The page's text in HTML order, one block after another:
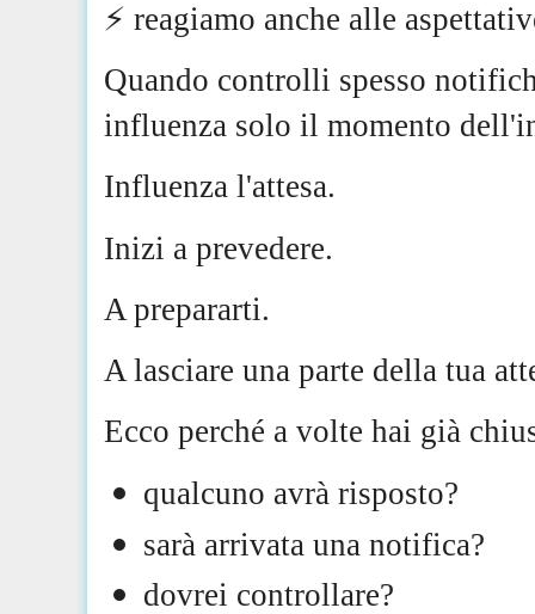
⚡️ reagiamo anche alle
Quando controlli spesso
influenza solo il momento
Influenza l'attesa.
Inizi a prevedere.
A prepararti.
A lasciare una parte della tua
Ecco perché a volte hai già
qualcuno avrà risposto?
sarà arrivata una notifica?
dovrei controllare?